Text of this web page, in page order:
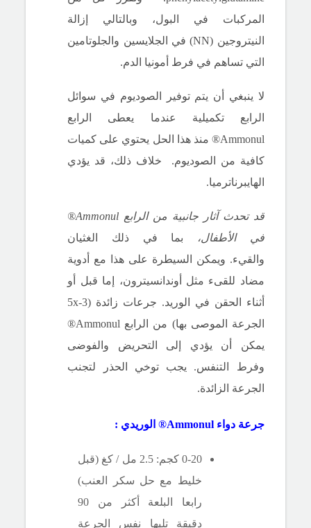
المركبات في البول، وبالتالي إزالة
النيتروجين (NN) في الجلايسين والجلوتامين
التي تساهم في فرط أمونيا الدم.
لا ينبغي أن يتم توفير الصوديوم في سوائل
الرابع تكميلية عندما يعطى الرابع
Ammonul® منذ هذا الحل يحتوي على كميات
كافية من الصوديوم.
خلاف ذلك، قد يؤدي
الهايبرناترميا.
قد تحدث آثار جانبية من الرابع Ammonul®
في الأطفال،
بما في ذلك الغثيان
والقيء. ويمكن السيطرة على هذا مع أدوية
مضاد للقىء مثل أوندانسيترون، إما قبل أو
أثناء الحقن في الوريد.
جرعات زائدة (3-5x
الجرعة الموصى بها) من الرابع Ammonul®
يمكن أن يؤدي إلى التحريض والفوضى
وفرط التنفس.
يجب توخي الحذر لتجنب
الجرعة الزائدة.
جرعة دواء Ammonul® الوريدي :
0-20 كجم: 2.5 مل / كغ (قبل
خليط مع حل سكر العنب)
رابعا البلعة أكثر من 90
دقيقة تليها نفس الجرعة